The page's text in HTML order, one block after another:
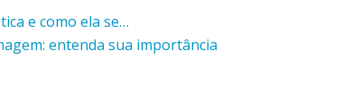
e como ela se…
entenda sua importância